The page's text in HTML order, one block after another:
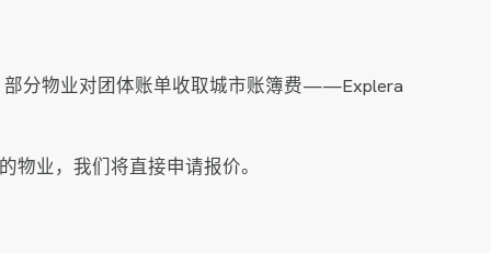
分物业对团体账单收取城市账簿费——Explera
业，我们将直接申请报价。